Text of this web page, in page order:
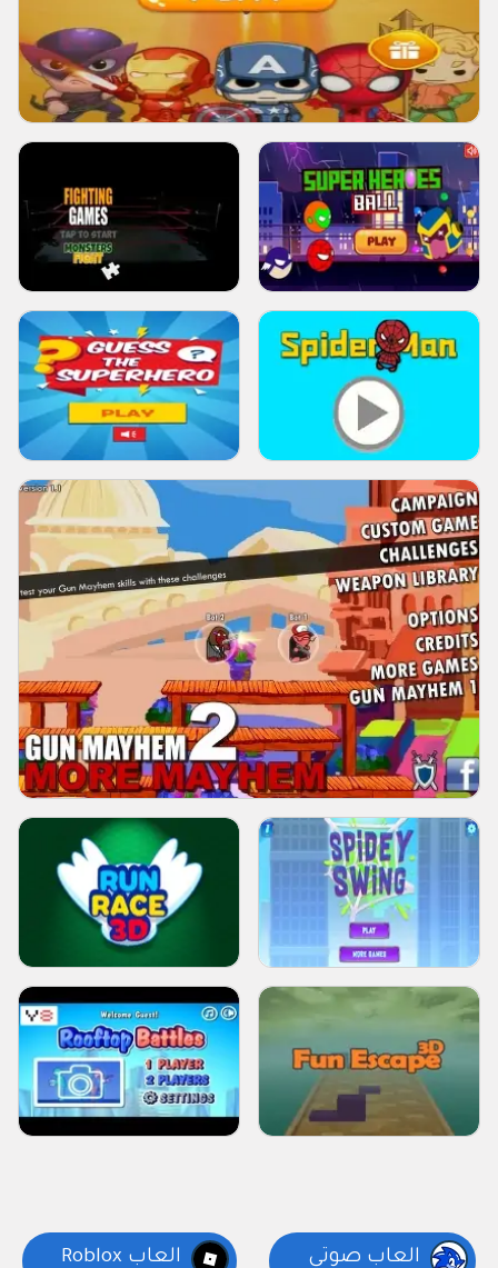
العاب صوتي العاب Roblox